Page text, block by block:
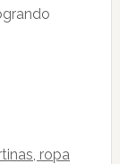
ropa